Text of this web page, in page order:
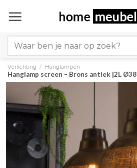
naar
for:
Verlichting / Hanglampen
Hanglamp screen – Brons antiek |2L Ø38